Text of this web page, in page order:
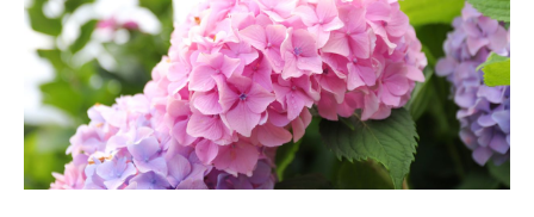
されている「リアル謎解きゲーム」イベントでした。 初めて企
画されたのは『泉北高速鉄道鉄道50周年記念（※SINCE 197
1！）』の年だったのですが、なんとイベント期間中に新型コロ
ナウィルス対策の緊急事態宣言があり……企画側としては急遽三
密を避ける対策を検討・変更をして継続開催するご苦労をされて
いました。 ＜過去4年間のリアル謎解きイベント一覧＞ 2021
年「消えた和泉こうみと不思議なマスコット」 2022年「せんぼ